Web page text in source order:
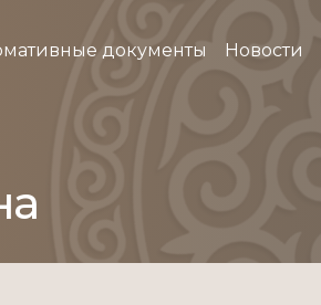
документы Новости